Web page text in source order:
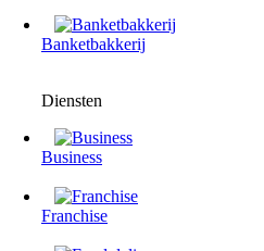
Banketbakkerij
Diensten
Business
Franchise